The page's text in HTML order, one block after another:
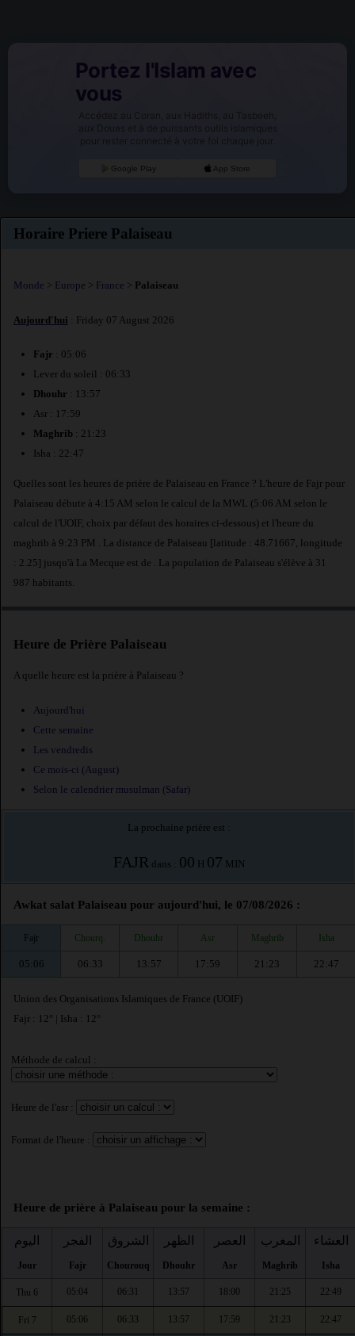
Portez l'Islam avec
vous
Accédez au Coran, aux Hadiths, au Tasbeeh,
aux Douas et à de puissants outils islamiques
pour rester connecté à votre foi chaque jour.
Google Play App Store
Horaire Priere Palaiseau
Monde > Europe > France > Palaiseau
Aujourd'hui : Friday 07 August 2026
Fajr : 05:06
Lever du soleil : 06:33
Dhouhr : 13:57
Asr : 17:59
Maghrib : 21:23
Isha : 22:47
Quelles sont les heures de prière de Palaiseau en France ? L'heure de Fajr pour
Palaiseau débute à 4:15 AM selon le calcul de la MWL (5:06 AM selon le
calcul de l'UOIF, choix par défaut des horaires ci-dessous) et l'heure du
maghrib à 9:23 PM . La distance de Palaiseau [latitude : 48.71667, longitude
: 2.25] jusqu'à La Mecque est de . La population de Palaiseau s'élève à 31
987 habitants.
Heure de Prière Palaiseau
A quelle heure est la prière à Palaiseau ?
Aujourd'hui
Cette semaine
Les vendredis
Ce mois-ci (August)
Selon le calendrier musulman (Safar)
La prochaine prière est :
FAJR dans : 00 H 07 MIN
Awkat salat Palaiseau pour aujourd'hui, le 07/08/2026 :
Fajr Chourq. Dhouhr Asr Maghrib Isha
05:06 06:33 13:57 17:59 21:23 22:47
Union des Organisations Islamiques de France (UOIF)
Fajr : 12° | Isha : 12°
Méthode de calcul :
Heure de l'asr :
Format de l'heure :
Heure de prière à Palaiseau pour la semaine :
اليوم
Jour
الفجر
Fajr
الشروق
Chourouq
الظهر
Dhouhr
العصر
Asr
المغرب
Maghrib
العشاء
Isha
Thu 6 05:04 06:31 13:57 18:00 21:25 22:49
Fri 7 05:06 06:33 13:57 17:59 21:23 22:47